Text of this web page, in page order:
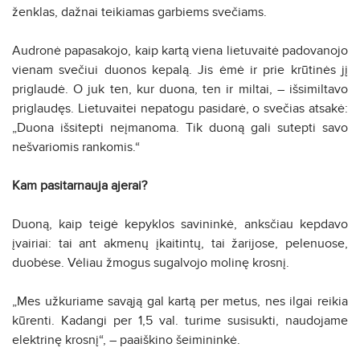
ženklas, dažnai teikiamas garbiems svečiams.
Audronė papasakojo, kaip kartą viena lietuvaitė padovanojo
vienam svečiui duonos kepalą. Jis ėmė ir prie krūtinės jį
priglaudė. O juk ten, kur duona, ten ir miltai, – išsimiltavo
priglaudęs. Lietuvaitei nepatogu pasidarė, o svečias atsakė:
„Duona išsitepti neįmanoma. Tik duoną gali sutepti savo
nešvariomis rankomis.“
Kam pasitarnauja ajerai?
Duoną, kaip teigė kepyklos savininkė, anksčiau kepdavo
įvairiai: tai ant akmenų įkaitintų, tai žarijose, pelenuose,
duobėse. Vėliau žmogus sugalvojo molinę krosnį.
„Mes užkuriame savąją gal kartą per metus, nes ilgai reikia
kūrenti. Kadangi per 1,5 val. turime susisukti, naudojame
elektrinę krosnį“, – paaiškino šeimininkė.